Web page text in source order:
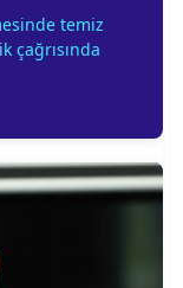
temiz
çağrısında